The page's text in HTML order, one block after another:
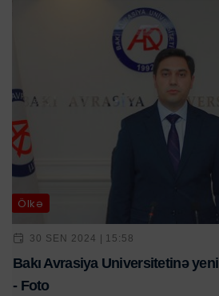
Ölkə
30 SEN 2024 | 15:58
Bakı Avrasiya Universitetinə
- Foto